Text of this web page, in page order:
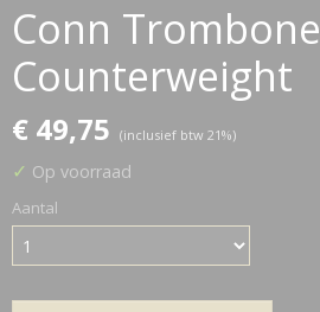
Conn Trombone
Counterweight
€ 49,75 (inclusief btw 21%)
✓ Op voorraad
Aantal